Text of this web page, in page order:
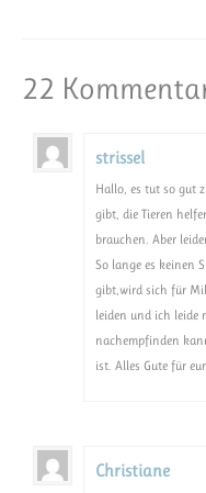
22
strissel
Hallo, es tut so gut
gibt, die Tieren
brauchen. Aber
So lange es keinen
gibt,wird sich für
leiden und ich
nachempfinden
ist. Alles Gute für
Christiane